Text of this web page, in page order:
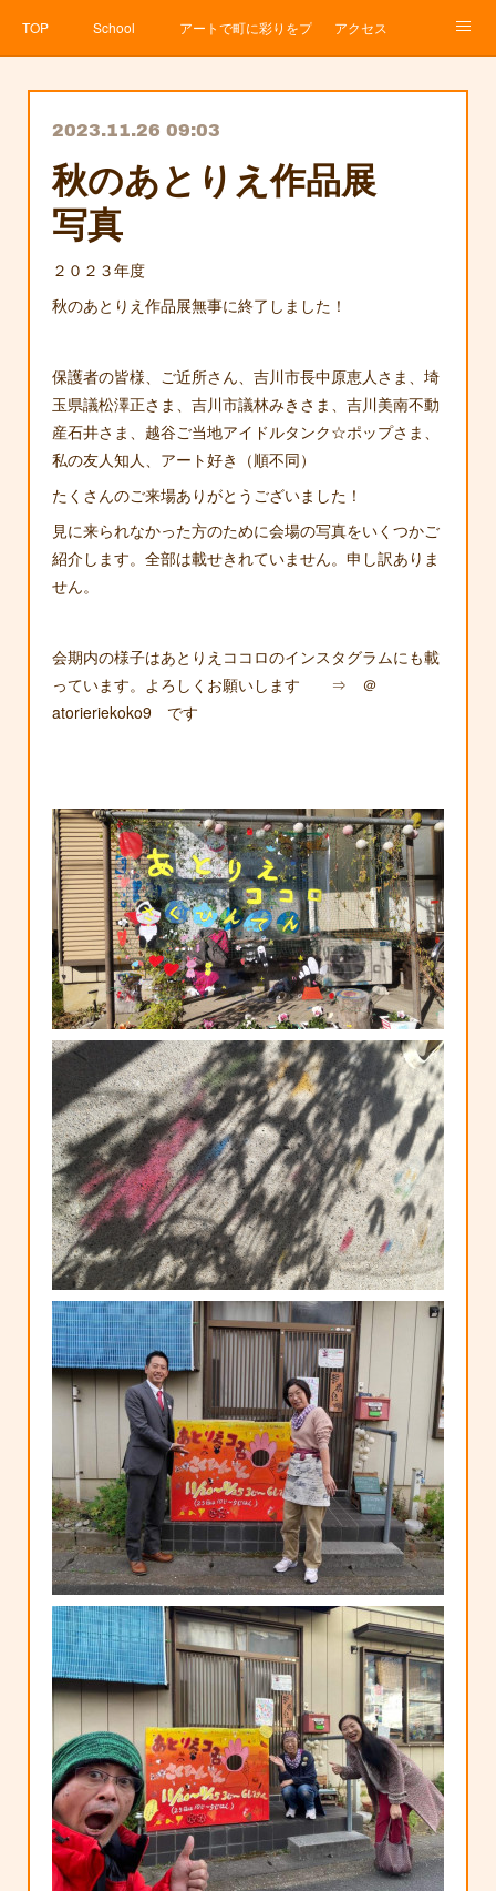
TOP School アートで町に彩りをプロジェクト
アクセス
2023.11.26 09:03
秋のあとりえ作品展
写真
２０２３年度
秋のあとりえ作品展無事に終了しました！
保護者の皆様、ご近所さん、吉川市長中原恵人さま、埼
玉県議松澤正さま、吉川市議林みきさま、吉川美南不動
産石井さま、越谷ご当地アイドルタンク☆ポップさま、
私の友人知人、アート好き（順不同）
たくさんのご来場ありがとうございました！
見に来られなかった方のために会場の写真をいくつかご
紹介します。全部は載せきれていません。申し訳ありま
せん。
会期内の様子はあとりえココロのインスタグラムにも載
っています。よろしくお願いします ⇒ ＠
atorieriekoko9 です